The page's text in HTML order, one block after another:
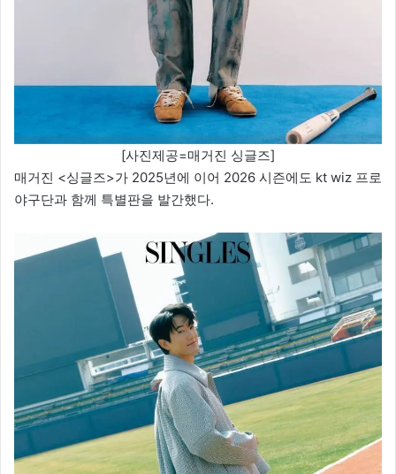
[사진제공=매거진 싱글즈]
매거진 <싱글즈>가 2025년에 이어 2026 시즌에도 kt wiz 프로
야구단과 함께 특별판을 발간했다.